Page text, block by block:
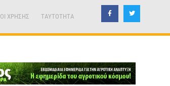
ΧΡΗΣΗΣ TAYTOTHTA